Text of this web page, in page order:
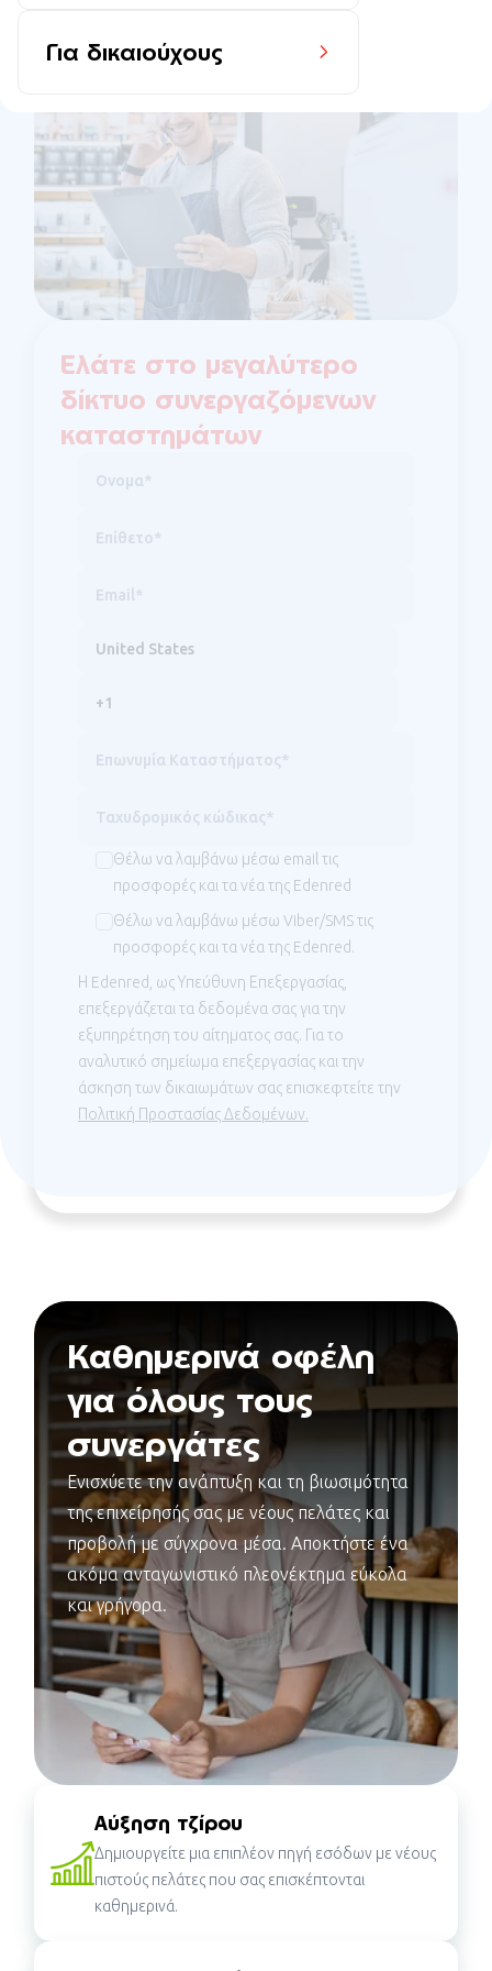
Για δικαιούχους
Ελάτε στο μεγαλύτερο
δίκτυο συνεργαζόμενων
καταστημάτων
Θέλω να λαμβάνω μέσω email τις
προσφορές και τα νέα της Edenred
Θέλω να λαμβάνω μέσω Viber/SMS τις
προσφορές και τα νέα της Edenred.
Η Edenred, ως Υπεύθυνη Επεξεργασίας,
επεξεργάζεται τα δεδομένα σας για την
εξυπηρέτηση του αίτηματος σας. Για το
αναλυτικό σημείωμα επεξεργασίας και την
άσκηση των δικαιωμάτων σας επισκεφτείτε την
Πολιτική Προστασίας Δεδομένων.
Καθημερινά οφέλη
για όλους τους
συνεργάτες
Ενισχύετε την ανάπτυξη και τη βιωσιμότητα
της επιχείρησής σας με νέους πελάτες και
προβολή με σύγχρονα μέσα. Αποκτήστε ένα
ακόμα ανταγωνιστικό πλεονέκτημα εύκολα
και γρήγορα.
Αύξηση τζίρου
Δημιουργείτε μια επιπλέον πηγή εσόδων με νέους
πιστούς πελάτες που σας επισκέπτονται
καθημερινά.